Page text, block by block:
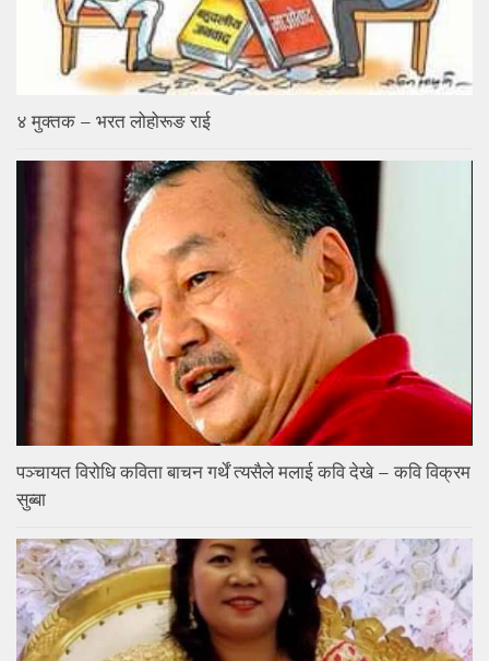
४ मुक्तक – भरत लोहोरूङ राई
पञ्चायत विरोधि कविता बाचन गर्थें त्यसैले मलाई कवि देखे – कवि विक्रम
सुब्बा